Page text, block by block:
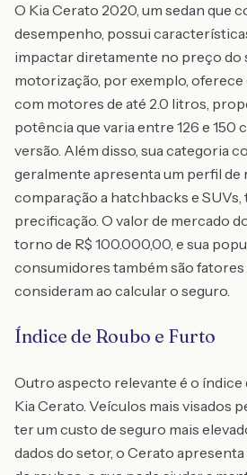
O Kia Cerato 2020, um sedan que
desempenho, possui
impactar diretamente no preço do
motorização, por exemplo,
com motores de até 2.0 litros,
potência que varia entre 126 e 150
versão. Além disso, sua categoria
geralmente apresenta um perfil
comparação a hatchbacks e
precificação. O valor de mercado
torno de R$ 100.000,00, e sua
consumidores também são fatores
consideram ao calcular o seguro.
Índice de Roubo e Furto
Outro aspecto relevante é o índice
Kia Cerato. Veículos mais visados
ter um custo de seguro mais
dados do setor, o Cerato